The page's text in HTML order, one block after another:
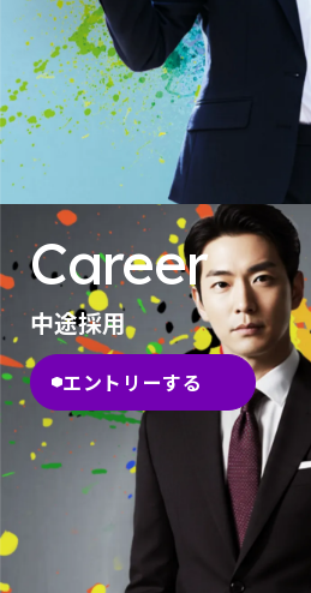
Career
中途採用
エントリーする